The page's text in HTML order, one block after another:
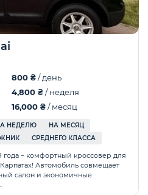
800 ₴/ день
4,800 ₴/ неделя
16,000 ₴/ месяц
НЕДЕЛЮ
НА МЕСЯЦ
СРЕДНЕГО КЛАССА
года – комфортный кроссовер для
Автомобиль совмещает
салон и экономичные